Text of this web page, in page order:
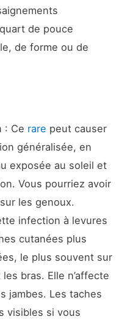
de pouce
de forme ou de
: Ce rare peut causer
généralisée, en
exposée au soleil et
Vous pourriez avoir
les genoux.
infection à levures
cutanées plus
le plus souvent sur
bras. Elle n’affecte
jambes. Les taches
visibles si vous